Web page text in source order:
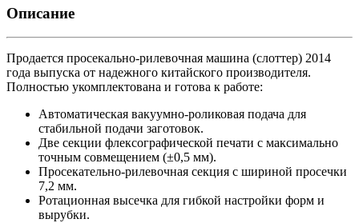
Описание
Продается просекально-рилевочная машина (слоттер) 2014
года выпуска от надежного китайского производителя.
Полностью укомплектована и готова к работе:
Автоматическая вакуумно-роликовая подача для
стабильной подачи заготовок.
Две секции флексографической печати с максимально
точным совмещением (±0,5 мм).
Просекательно-рилевочная секция с шириной просечки
7,2 мм.
Ротационная высечка для гибкой настройки форм и
вырубки.